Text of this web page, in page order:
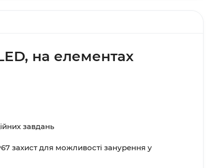
на елементах
завдань
захист для можливості занурення у